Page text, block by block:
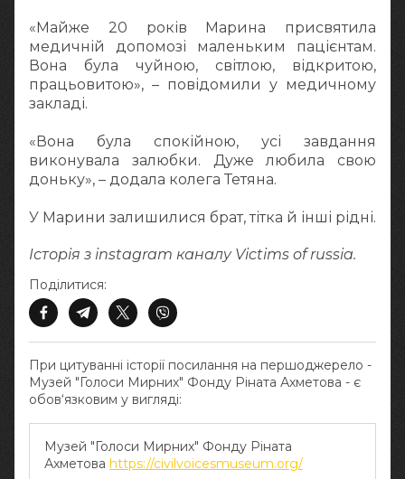
«Майже 20 років Марина присвятила
медичній допомозі маленьким пацієнтам.
Вона була чуйною, світлою, відкритою,
працьовитою», – повідомили у медичному
закладі.
«Вона була спокійною, усі завдання
виконувала залюбки. Дуже любила свою
доньку», – додала колега Тетяна.
У Марини залишилися брат, тітка й інші рідні.
Історія з instagram каналу Victims of russia.
При цитуванні історії посилання на першоджерело -
Музей "Голоси Мирних" Фонду Ріната Ахметова - є
обов‘язковим у вигляді:
Музей "Голоси Мирних" Фонду Ріната
Ахметова https://civilvoicesmuseum.org/
Поділитися: